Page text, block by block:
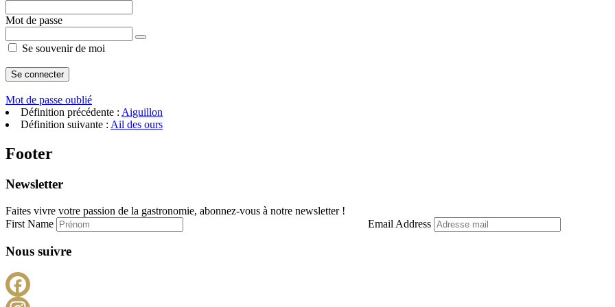
Mot de passe
Se souvenir de moi
Mot de passe oublié
Définition précédente : Aiguillon
Définition suivante : Ail des ours
Footer
Newsletter
Faites vivre votre passion de la gastronomie, abonnez-vous à notre newsletter !
First Name
Email Address
Nous suivre